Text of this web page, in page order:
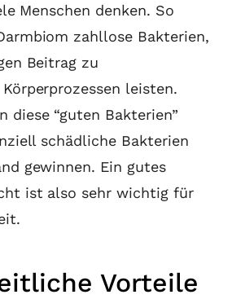
Menschen denken. So
zahllose Bakterien,
Beitrag zu
leisten.
diese “guten Bakterien”
schädliche Bakterien
gewinnen. Ein gutes
ist also sehr wichtig für
Vorteile